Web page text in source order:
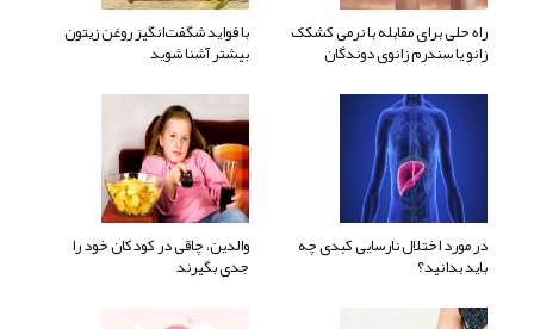
راه حلی برای مقابله با نرمی کشکک
زانو یا سندرم زانوی دوندگان
با فواید شگفت‌انگیز روغن زیتون
بیشتر آشنا شوید
در مورد اختلال نارسایی کبدی چه
باید بدانید؟
والدین، چاقی در کودکان خود را
جدی بگیرند